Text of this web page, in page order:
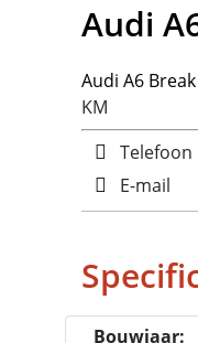
Audi
Audi A6
KM
Telefoon
E-mail
Bouwjaar: